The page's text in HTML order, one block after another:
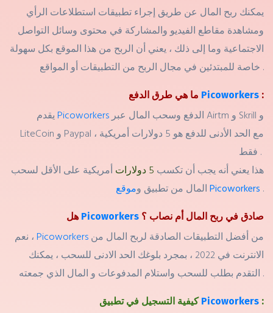
يمكنك ربح المال عن طريق إجراء تطبيقات استطلاعات الرأي
ومشاهدة مقاطع الفيديو والمشاركة في محتوى وسائل التواصل
الاجتماعية وما إلى ذلك ، يعني أن الربح من هذا الموقع بكل سهولة
خاصة للمبتدئين في مجال الربح من التطبيقات أو المواقع .
Picoworkers :
Picoworkers الدفع وسحب المال عبر Airtm و Skrill و
LiteCoin و Paypal ، مع الحد الأدنى للدفع هو 5 دولارات أمريكية
فقط .
هذا يعني أنه يجب أن تكسب 5 دولارات
أمريكية على الأقل لسحب
المال من تطبيق و موقع Picoworkers .
Picoworkers صادق في ربح المال أم نصاب ؟
نعم ، Picoworkers من أفضل التطبيقات الصادقة لربح المال من
الانترنت في 2022 ، بمجرد بلوغك الحد الادنى للسحب ، يمكنك
التقدم بطلب للسحب واستلام المدفوعات و المال الذي جمعته .
كيفية التسجيل في تطبيق Picoworkers :